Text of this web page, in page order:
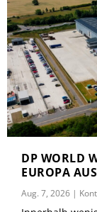
DP WORLD
EUROPA AUS
Aug. 7, 2026 |